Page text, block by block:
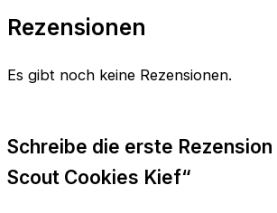
Rezensionen
Es gibt noch keine Rezensionen.
Schreibe die erste Rezension
Scout Cookies Kief“